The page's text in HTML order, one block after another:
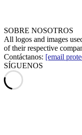
SOBRE NOSOTROS
All logos and images
of their respective
Contáctanos: [email
SÍGUENOS